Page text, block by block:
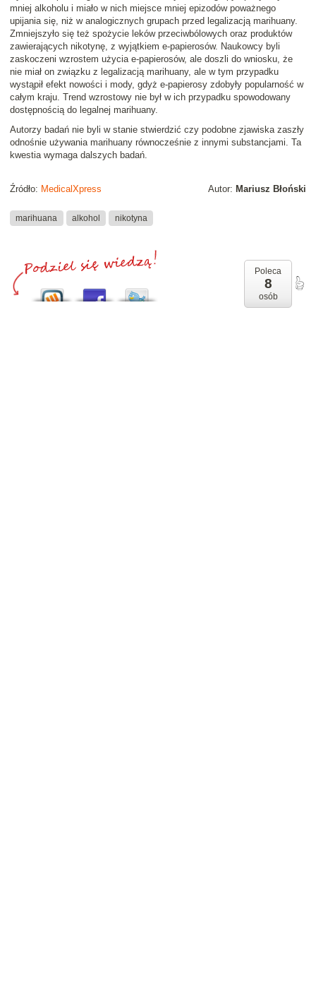
mniej alkoholu i miało w nich miejsce mniej epizodów poważnego
upijania się, niż w analogicznych grupach przed legalizacją marihuany.
Zmniejszyło się też spożycie leków przeciwbólowych oraz produktów
zawierających nikotynę, z wyjątkiem e-papierosów. Naukowcy byli
zaskoczeni wzrostem użycia e-papierosów, ale doszli do wniosku, że
nie miał on związku z legalizacją marihuany, ale w tym przypadku
wystąpił efekt nowości i mody, gdyż e-papierosy zdobyły popularność w
całym kraju. Trend wzrostowy nie był w ich przypadku spowodowany
dostępnością do legalnej marihuany.
Autorzy badań nie byli w stanie stwierdzić czy podobne zjawiska zaszły
odnośnie używania marihuany równocześnie z innymi substancjami. Ta
kwestia wymaga dalszych badań.
Autor: Mariusz Błoński
Źródło: MedicalXpress
marihuana alkohol nikotyna
Poleca
8
osób